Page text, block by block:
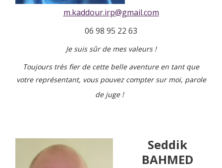
m.kaddour.irp@gmail.com
06 98 95 22 63
Je suis sûr de mes valeurs !
Toujours très fier de cette belle aventure en tant que
votre représentant, vous pouvez compter sur moi, parole
de juge !
Seddik
BAHMED